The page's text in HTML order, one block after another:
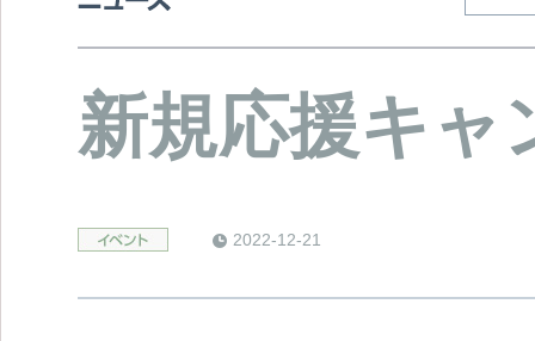
新規応援キャ
2022-12-21